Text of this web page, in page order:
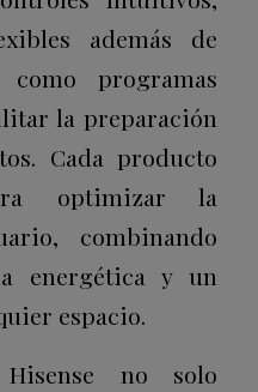
además de
como programas
la preparación
Cada producto
optimizar la
combinando
energética y un
espacio.
no solo